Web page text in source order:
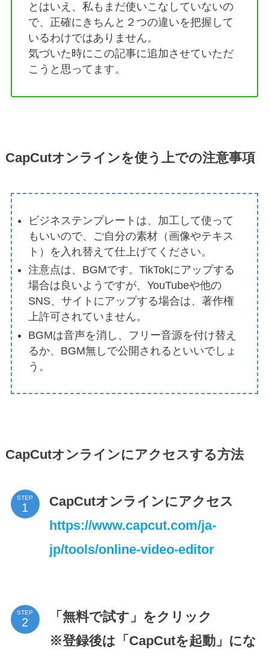
とはいえ、私もまだ使いこなしていないの
で、正確にきちんと２つの違いを把握して
いるわけではありません。
気づいた時にこの記事に追加させていただ
こうと思ってます。
CapCutオンラインを使う上での注意事項
ビジネステンプレートは、加工して使って
もいいので、ご自分の素材（画像やテキス
ト）を入れ替えて仕上げてください。
注意点は、BGMです。TikTokにアップする
場合は良いようですが、YouTubeや他の
SNS、サイトにアップする場合は、著作権
上許可されていません。
BGMは音声を消し、フリー音源を付け替え
るか、BGM無しで公開されるといいでしょ
う。
CapCutオンラインにアクセスする方法
STEP
CapCutオンラインにアクセス
https://www.capcut.com/ja-
jp/tools/online-video-editor
STEP
「無料で試す」をクリック
※登録後は「CapCutを起動」にな